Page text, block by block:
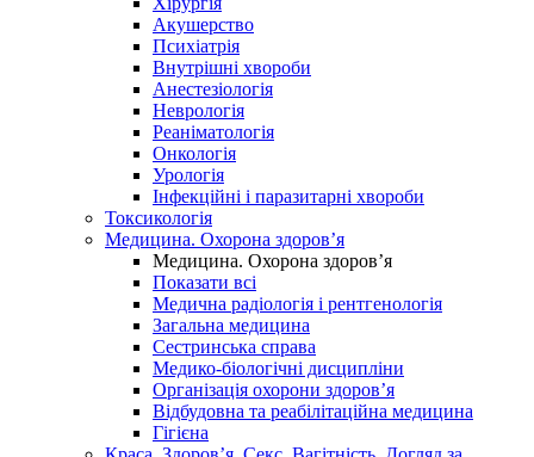
Акушерство
Психіатрія
Внутрішні хвороби
Анестезіологія
Неврологія
Реаніматологія
Онкологія
Урологія
Інфекційні і паразитарні хвороби
Токсикологія
Медицина. Охорона здоров’я
Медицина. Охорона здоров’я
Показати всі
Медична радіологія і рентгенологія
Загальна медицина
Сестринська справа
Медико-біологічні дисципліни
Організація охорони здоров’я
Відбудовна та реабілітаційна медицина
Гігієна